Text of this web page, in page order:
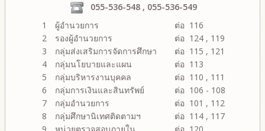
055-536-548 , 055-536-549
1
ผู้อำนวยการ
ต่อ 116
2
รองผู้อำนวยการ
ต่อ 124 , 119
3
กลุ่มส่งเสริมการจัดการศึกษา
ต่อ 115 , 121
4
กลุ่มนโยบายและแผน
ต่อ 113
5
กลุ่มบริหารงานบุคคล
ต่อ 110 , 111
6
กลุ่มการเงินและสินทรัพย์
ต่อ 106 - 108
7
กลุ่มอำนวยการ
ต่อ 101 , 112
8
กลุ่มศึกษานิเทศติดตามฯ
ต่อ 114 , 117